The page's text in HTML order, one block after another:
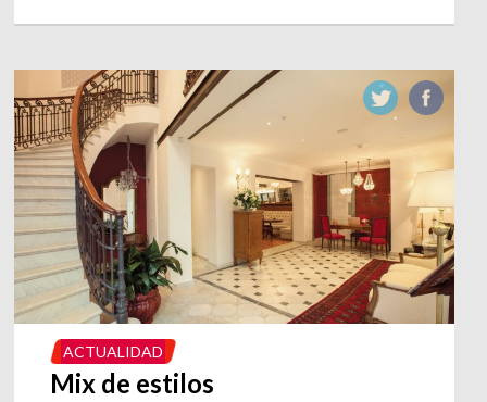
ACTUALIDAD
Mix de estilos